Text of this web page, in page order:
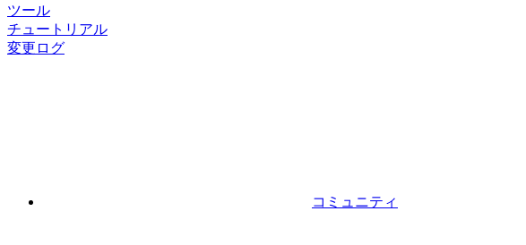
ツール
チュートリアル
変更ログ
コミュニティ